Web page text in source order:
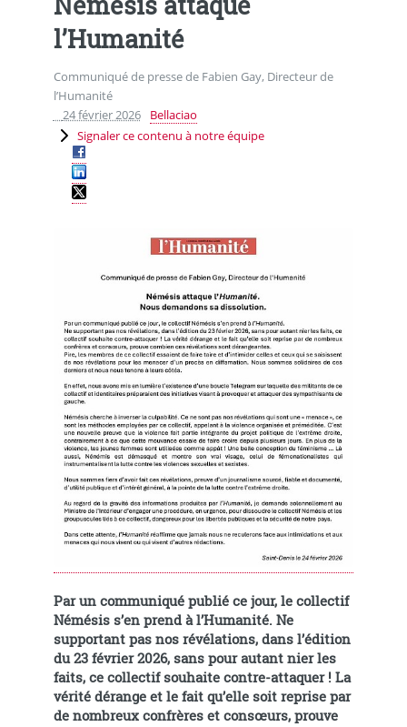
l’Humanité
Communiqué de presse de Fabien Gay, Directeur de
l’Humanité
24 février 2026
Bellaciao
Signaler ce contenu à notre équipe
Par un communiqué publié ce jour, le collectif
Némésis s’en prend à l’Humanité. Ne
supportant pas nos révélations, dans l’édition
du 23 février 2026, sans pour autant nier les
faits, ce collectif souhaite contre-attaquer ! La
vérité dérange et le fait qu’elle soit reprise par
de nombreux confrères et consœurs, prouve